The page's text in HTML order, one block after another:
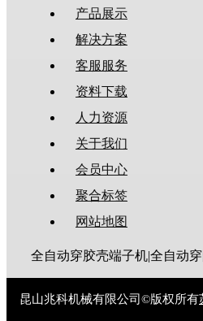
产品展示
解决方案
客服服务
资料下载
人力资源
关于我们
会员中心
聚合标签
网站地图
昆山兆科机械有限公司©版权所有